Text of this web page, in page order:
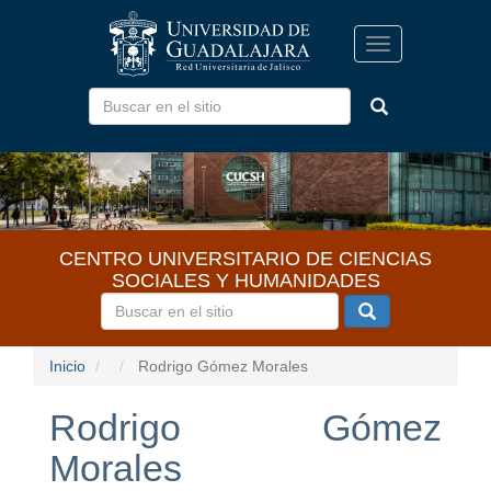
Toggle
navigation
CENTRO UNIVERSITARIO DE CIENCIAS
SOCIALES Y HUMANIDADES
Inicio Rodrigo Gómez Morales
Rodrigo Gómez
Morales